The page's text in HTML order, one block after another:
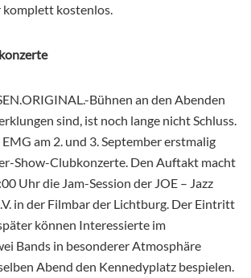
kostenlos.
Bühnen an den Abenden
sind, ist noch lange nicht Schluss.
am 2. und 3. September erstmalig
Show-Clubkonzerte. Den Auftakt macht
Uhr die Jam-Session der JOE – Jazz
in der Filmbar der Lichtburg. Der Eintritt
können Interessierte im
Bands in besonderer Atmosphäre
Abend den Kennedyplatz bespielen.